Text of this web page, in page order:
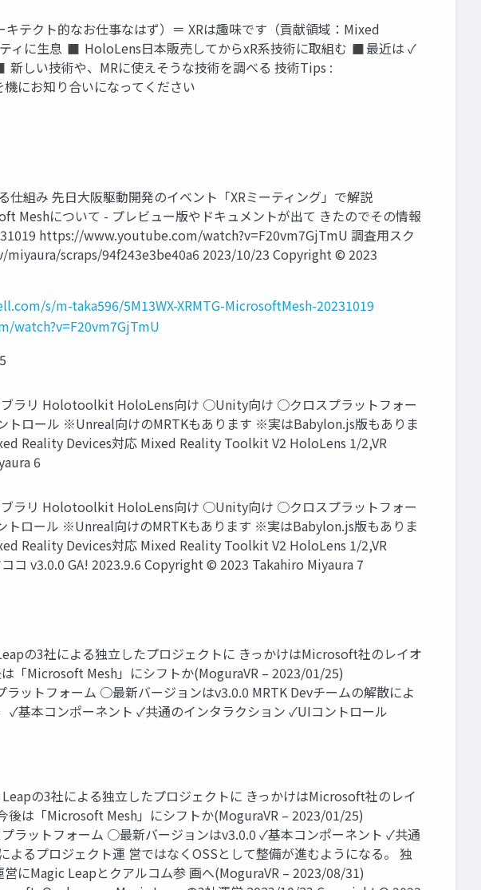
テクト的なお仕事なはず）＝ XRは趣味です（貢献領域：Mixed
ィに生息 ◼ HoloLens日本販売してからxR系技術に取組む ◼最近は ✓
しい技術や、MRに使えそうな技術を調べる 技術Tips :
お知り合いになってください
組み 先日大阪駆動開発のイベント「XRミーティング」で解説
について - プレビュー版やドキュメントが出て きたのでその情報
https://www.youtube.com/watch?v=F20vm7GjTmU 調査用スク
scraps/94f243e3be40a6 2023/10/23 Copyright © 2023
s/m-taka596/5M13WX-XRMTG-MicrosoftMesh-20231019
watch?v=F20vm7GjTmU
ラリ Holotoolkit HoloLens向け ○Unity向け ○クロスプラットフォー
ロール ※Unreal向けのMRTKもあります ※実はBabylon.js版もありま
Reality Devices対応 Mixed Reality Toolkit V2 HoloLens 1/2,VR
6
ラリ Holotoolkit HoloLens向け ○Unity向け ○クロスプラットフォー
ロール ※Unreal向けのMRTKもあります ※実はBabylon.js版もありま
Reality Devices対応 Mixed Reality Toolkit V2 HoloLens 1/2,VR
v3.0.0 GA! 2023.9.6 Copyright © 2023 Takahiro Miyaura 7
の3社による独立したプロジェクトに きっかけはMicrosoft社のレイオ
「Microsoft Mesh」にシフトか(MoguraVR – 2023/01/25)
トフォーム ○最新バージョンはv3.0.0 MRTK Devチームの解散によ
基本コンポーネント ✓共通のインタラクション ✓UIコントロール
の3社による独立したプロジェクトに きっかけはMicrosoft社のレイ
後は「Microsoft Mesh」にシフトか(MoguraVR – 2023/01/25)
トフォーム ○最新バージョンはv3.0.0 ✓基本コンポーネント ✓共通
るプロジェクト運 営ではなくOSSとして整備が進むようになる。 独
にMagic Leapとクアルコム参 画へ(MoguraVR – 2023/08/31)